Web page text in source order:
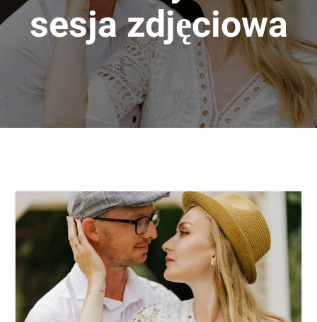
sesja zdjęciowa